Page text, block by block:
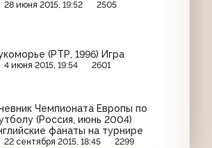
28 июня 2015, 19:52 2505
(РТР, 1996) Игра
4 июня 2015, 19:54 2601
Чемпионата Европы по
(Россия, июнь 2004)
фанаты на турнире
22 сентября 2015, 18:45 2299